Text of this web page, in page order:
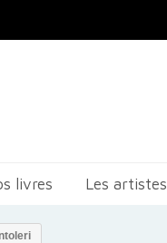
livres Les artistes